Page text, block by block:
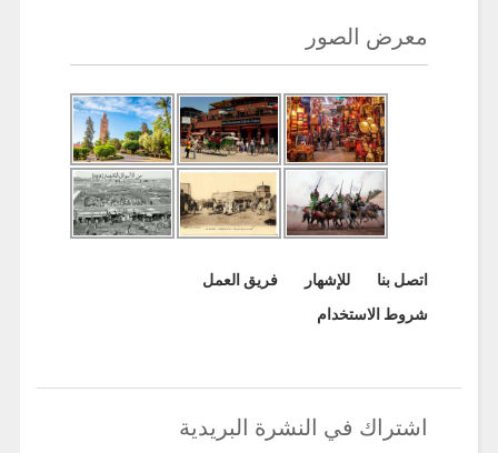
معرض الصور
اتصل بنا للإشهار
فريق العمل
شروط الاستخدام
اشتراك في النشرة البريدية